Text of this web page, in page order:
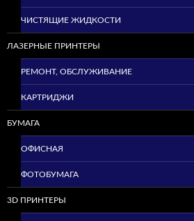
ЧИСТЯЩИЕ ЖИДКОСТИ
ЛАЗЕРНЫЕ ПРИНТЕРЫ
РЕМОНТ, ОБСЛУЖИВАНИЕ
КАРТРИДЖИ
БУМАГА
ОФИСНАЯ
ФОТОБУМАГА
3D ПРИНТЕРЫ